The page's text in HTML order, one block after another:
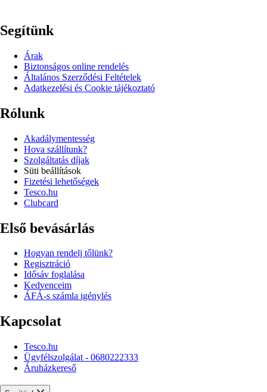
Segítünk
Árak
Biztonságos online rendelés
Általános Szerződési Feltételek
Adatkezelési és Cookie tájékoztató
Rólunk
Akadálymentesség
Hova szállítunk?
Szolgáltatás díjak
Süti beállítások
Fizetési lehetőségek
Tesco.hu
Clubcard
Első bevásárlás
Hogyan rendelj tőlünk?
Regisztráció
Idősáv foglalása
Kedvenceim
ÁFÁ-s számla igénylés
Kapcsolat
Tesco.hu
Ügyfélszolgálat - 0680222333
Áruházkereső